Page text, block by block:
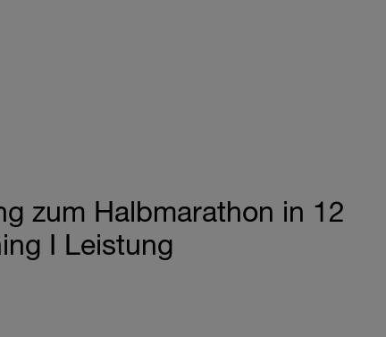
zum Halbmarathon in 12
I Leistung